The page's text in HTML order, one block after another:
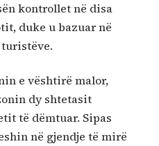
kontrollet në disa
duke u bazuar në
e vështirë malor,
dy shtetasit
të dëmtuar. Sipas
në gjendje të mirë